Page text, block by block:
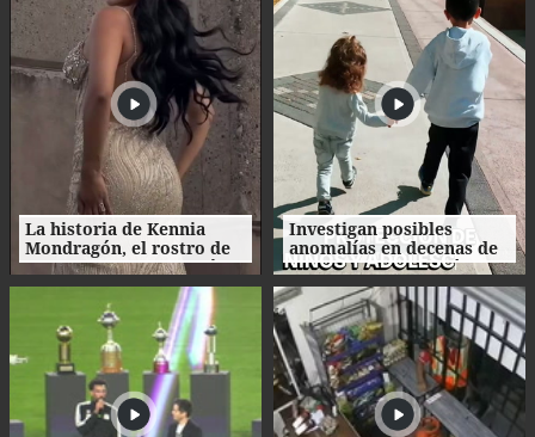
La historia de Kennia
Mondragón, el rostro de
Miss Francisco Morazán
que busca la corona
Investigan posibles
anomalías en decenas de
procesos de adopción en
Honduras